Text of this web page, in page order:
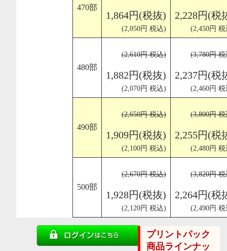
470部
1,864円(税抜)
(2,050円 税込)
2,228円(税
(2,450円
480部
(2,610円 税込)
1,882円(税抜)
(2,070円 税込)
(3,780円
2,237円(税
(2,460円
490部
(2,650円 税込)
1,909円(税抜)
(2,100円 税込)
(3,800円
2,255円(税
(2,480円
500部
(2,670円 税込)
1,928円(税抜)
(2,120円 税込)
(3,820円
2,264円(税
(2,490円
プリントパック
商品ラインナッ